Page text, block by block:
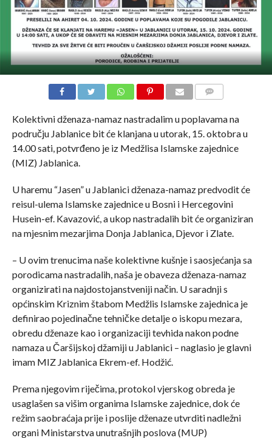
Kolektivni dženaza-namaz nastradalim u poplavama na
području Jablanice bit će klanjana u utorak, 15. oktobra u
14.00 sati, potvrđeno je iz Medžlisa Islamske zajednice
(MIZ) Jablanica.
U haremu “Jasen” u Jablanici dženaza-namaz predvodit će
reisul-ulema Islamske zajednice u Bosni i Hercegovini
Husein-ef. Kavazović, a ukop nastradalih bit će organiziran
na mjesnim mezarjima Donja Jablanica, Djevor i Zlate.
– U ovim trenucima naše kolektivne kušnje i saosjećanja sa
porodicama nastradalih, naša je obaveza dženaza-namaz
organizirati na najdostojanstveniji način. U saradnji s
općinskim Kriznim štabom Medžlis Islamske zajednica je
definirao pojedinačne tehničke detalje o iskopu mezara,
obredu dženaze kao i organizaciji tevhida nakon podne
namaza u Čaršijskoj džamiji u Jablanici – naglasio je glavni
imam MIZ Jablanica Ekrem-ef. Hodžić.
Prema njegovim riječima, protokol vjerskog obreda je
usaglašen sa višim organima Islamske zajednice, dok će
režim saobraćaja prije i poslije dženaze utvrditi nadležni
organi Ministarstva unutrašnjih poslova (MUP)